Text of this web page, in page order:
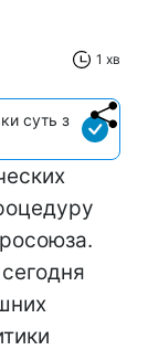
1 хв
суть з